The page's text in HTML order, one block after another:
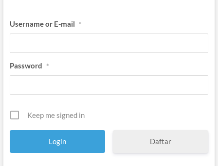
Username or E-mail *
Password *
Keep me signed in
Daftar